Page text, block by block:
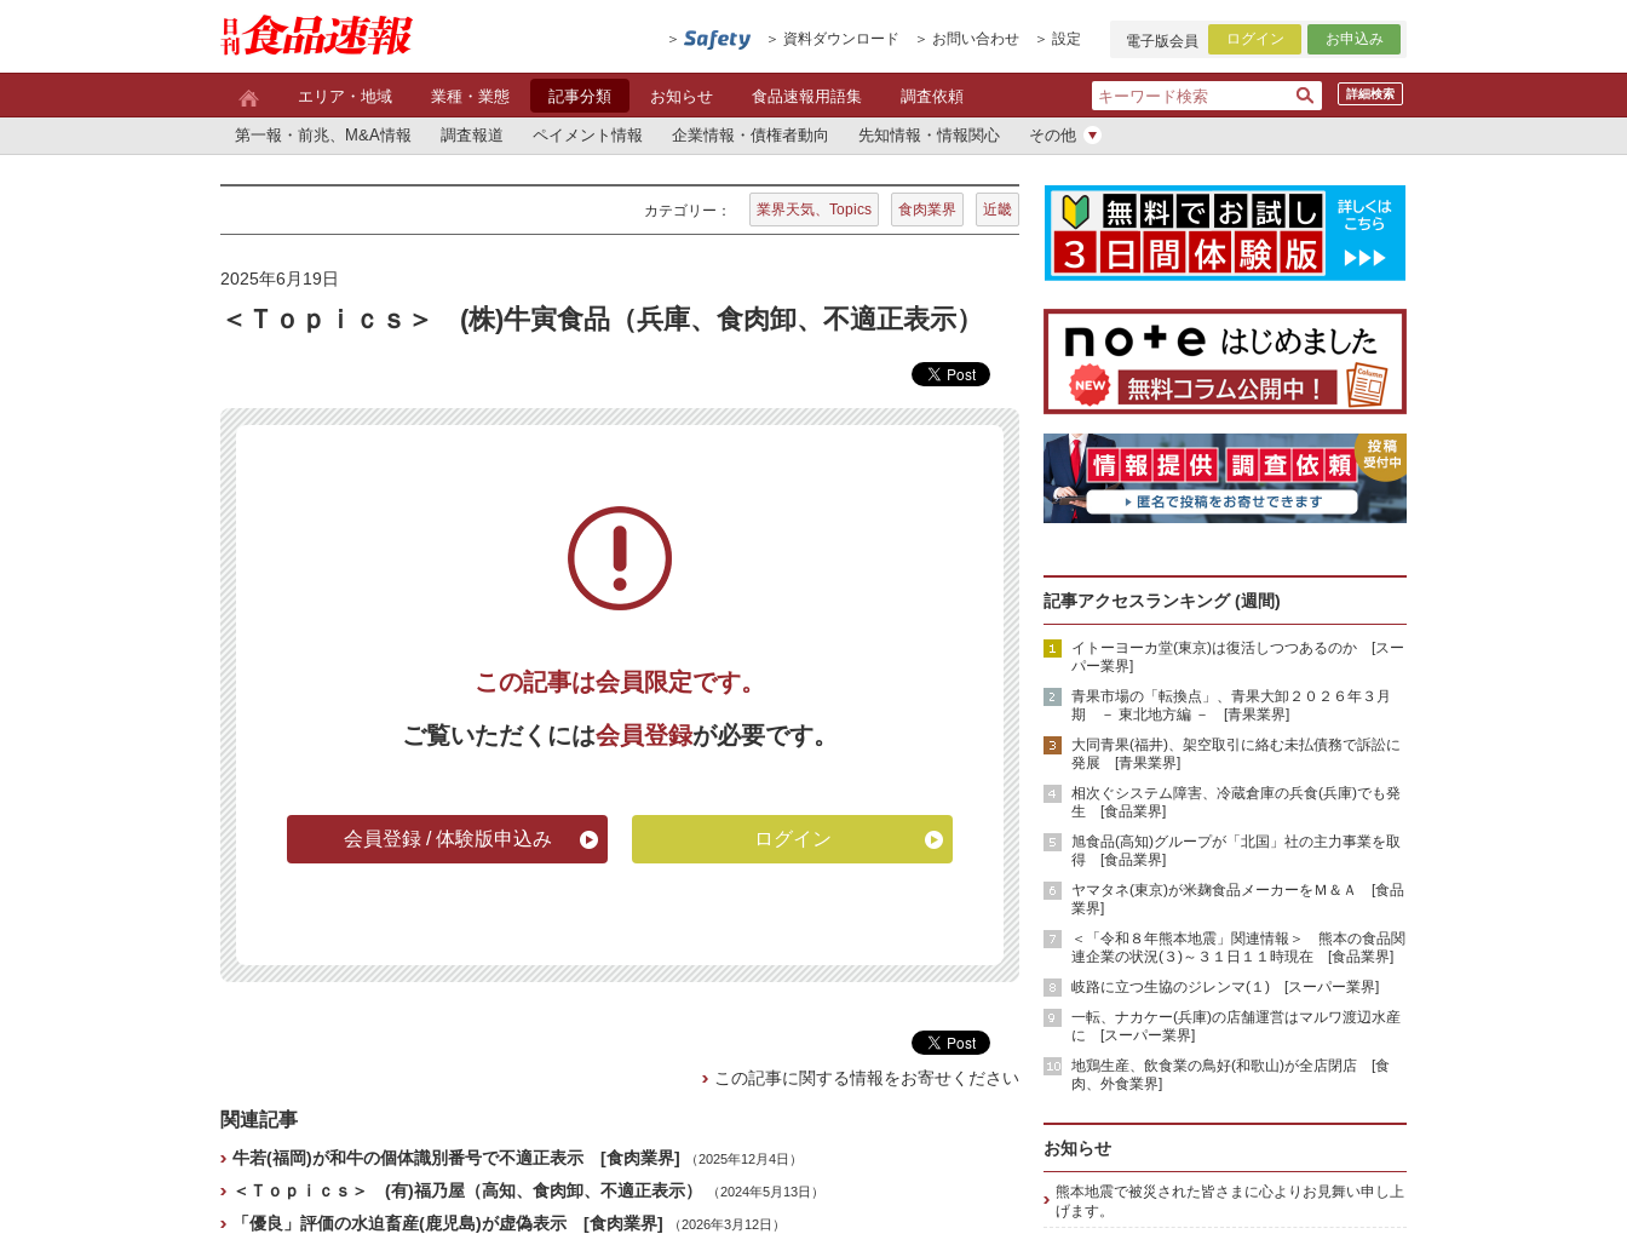
資料ダウンロード お問い合わせ 設定 電子版会員 ログイン お申込み
詳細検索
エリア・地域 業種・業態 記事分類 お知らせ 食品速報用語集 調査依頼
第一報・前兆、M&A情報 調査報道 ペイメント情報 企業情報・債権者動向 先知情報・情報関心 その他
カテゴリー： 業界天気、Topics 食肉業界 近畿
2025年6月19日
＜Ｔｏｐｉｃｓ＞ (株)牛寅食品（兵庫、食肉卸、不適正表示）
この記事は会員限定です。
ご覧いただくには会員登録が必要です。
会員登録 / 体験版申込み ログイン
この記事に関する情報をお寄せください
関連記事
牛若(福岡)が和牛の個体識別番号で不適正表示 [食肉業界] （2025年12月4日）
＜Ｔｏｐｉｃｓ＞ (有)福乃屋（高知、食肉卸、不適正表示） （2024年5月13日）
「優良」評価の水迫畜産(鹿児島)が虚偽表示 [食肉業界] （2026年3月12日）
記事アクセスランキング (週間)
イトーヨーカ堂(東京)は復活しつつあるのか [スー
パー業界]
青果市場の「転換点」、青果大卸２０２６年３月
期 － 東北地方編 － [青果業界]
大同青果(福井)、架空取引に絡む未払債務で訴訟に
発展 [青果業界]
相次ぐシステム障害、冷蔵倉庫の兵食(兵庫)でも発
生 [食品業界]
旭食品(高知)グループが「北国」社の主力事業を取
得 [食品業界]
ヤマタネ(東京)が米麹食品メーカーをＭ＆Ａ [食品
業界]
＜「令和８年熊本地震」関連情報＞ 熊本の食品関
連企業の状況(３)～３１日１１時現在 [食品業界]
岐路に立つ生協のジレンマ(１) [スーパー業界]
一転、ナカケー(兵庫)の店舗運営はマルワ渡辺水産
に [スーパー業界]
地鶏生産、飲食業の鳥好(和歌山)が全店閉店 [食
肉、外食業界]
お知らせ
熊本地震で被災された皆さまに心よりお見舞い申し上
げます。